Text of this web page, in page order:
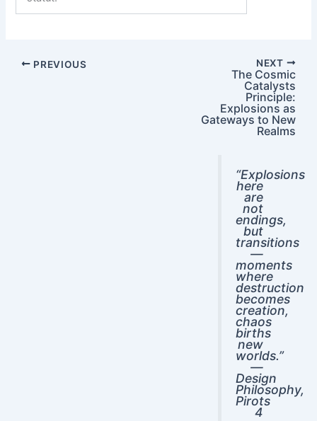
PREVIOUS NEXT
The Cosmic
Catalysts
Principle:
Explosions as
Gateways to New
Realms
“Explosions
here
are
not
endings,
but
transitions
—
moments
where
destruction
becomes
creation,
chaos
births
new
worlds.”
—
Design
Philosophy,
Pirots
4